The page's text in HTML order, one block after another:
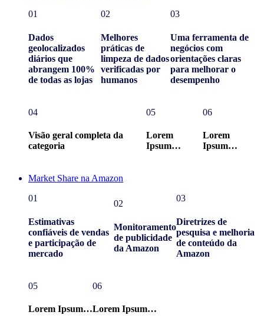
01
Dados
geolocalizados
diários que
abrangem 100%
de todas as lojas
02
Melhores
práticas de
limpeza de dados
verificadas por
humanos
03
Uma ferramenta de
negócios com
orientações claras
para melhorar o
desempenho
04
Visão geral completa da
categoria
05
Lorem
Ipsum…
06
Lorem
Ipsum…
Market Share na Amazon
01
Estimativas
confiáveis de vendas
e participação de
mercado
02
Monitoramento
de publicidade
da Amazon
03
Diretrizes de
pesquisa e melhoria
de conteúdo da
Amazon
05
Lorem Ipsum…
06
Lorem Ipsum…